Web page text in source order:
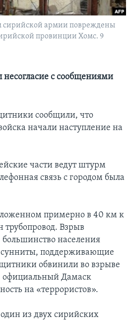
сирийской армии повреждены
провинции Хомс. 9
с сообщениями
сообщили, что
начали наступление на
части ведут штурм
связь с городом была
примерно в 40 км к
Взрыв
населения
сунниты, поддерживающие
обвинили во взрыве
Дамаск
на «террористов».
из двух сирийских